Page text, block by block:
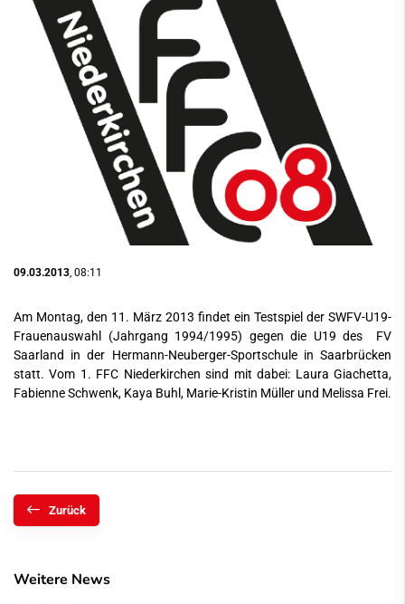
09.03.2013 , 08:11
Am Montag, den 11. März 2013 findet ein Testspiel der SWFV-U19-
Frauenauswahl (Jahrgang 1994/1995) gegen die U19 des FV
Saarland in der Hermann-Neuberger-Sportschule in Saarbrücken
statt. Vom 1. FFC Niederkirchen sind mit dabei: Laura Giachetta,
Fabienne Schwenk, Kaya Buhl, Marie-Kristin Müller und Melissa Frei.
Zurück
Weitere News